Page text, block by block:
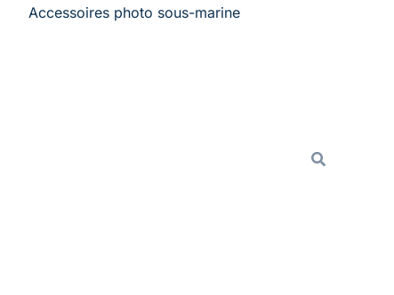
Accessoires photo sous-marine
Rechercher